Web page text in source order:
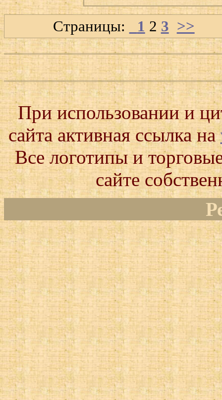
Страницы: 1 2 3 >>
При использовании и
сайта активная ссылка на
Все логотипы и
сайте